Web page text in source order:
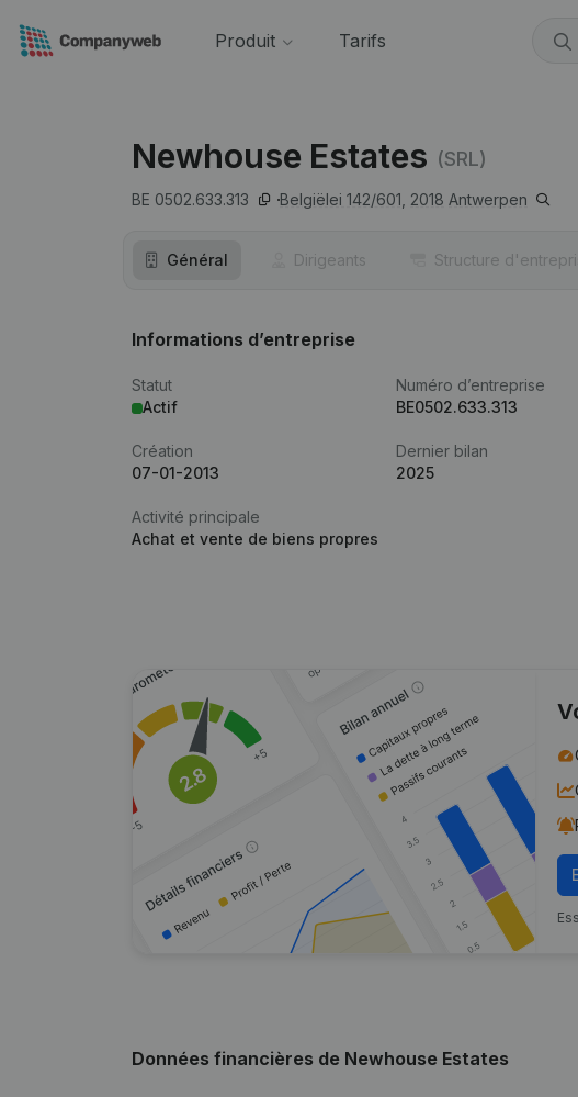
Produit Tarifs
Newhouse Estates (SRL)
BE 0502.633.313 Belgiëlei 142/601, 2018 Antwerpen
Général Dirigeants Structure
Informations d’entreprise
Statut
Actif
Numéro d’entreprise
BE0502.633.313
Création
07-01-2013
Dernier bilan
2025
Activité principale
Achat et vente de biens propres
Données financières de Newhouse Estates